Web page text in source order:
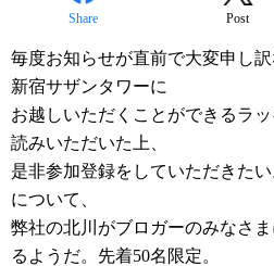
Share Post
毎度お知らせが直前で大変申し
新宿サザンタワーに
お越しいただくことができるラ
読みいただいた上、
是非参加登録をしていただきたい
について、
弊社の北川がブロガーのみなさ
るようだ。先着50名限定。